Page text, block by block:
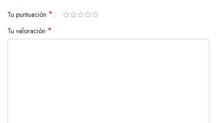
Tu puntuación *
Tu valoración *